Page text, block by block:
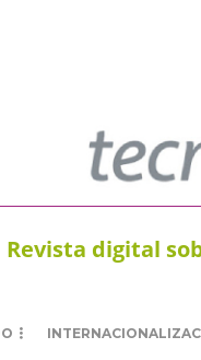
Revista digital